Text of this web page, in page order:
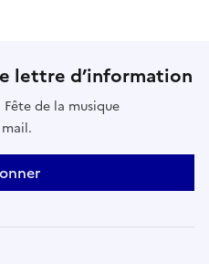
lettre d’information
de la musique